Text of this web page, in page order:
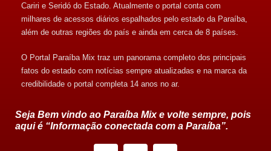
Cariri e Seridó do Estado. Atualmente o portal conta com
milhares de acessos diários espalhados pelo estado da Paraíba,
além de outras regiões do país e ainda em cerca de 8 países.
O Portal Paraíba Mix traz um panorama completo dos principais
fatos do estado com notícias sempre atualizadas e na marca da
credibilidade o portal completa 14 anos no ar.
Seja Bem vindo ao Paraíba Mix e volte sempre, pois
aqui é “Informação conectada com a Paraíba”.